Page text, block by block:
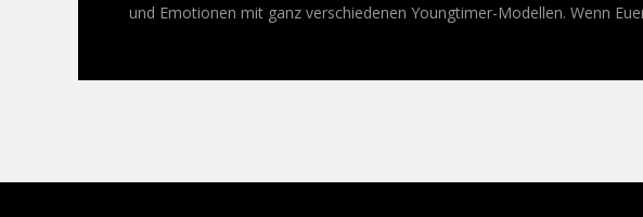
und Emotionen mit ganz verschiedenen Youngtimer-Modellen. Wenn